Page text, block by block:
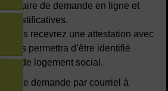
de demande en ligne et
justificatives.
vous recevrez une attestation avec
vous permettra d’être identifié
de logement social.
une demande par courriel à